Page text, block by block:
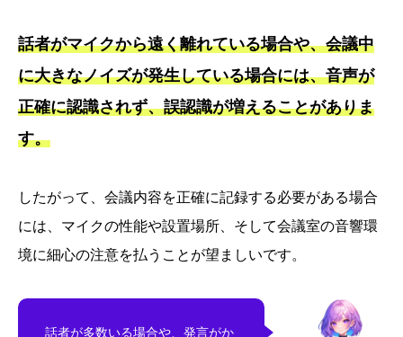
話者がマイクから遠く離れている場合や、会議中
に大きなノイズが発生している場合には、音声が
正確に認識されず、誤認識が増えることがありま
す。
したがって、会議内容を正確に記録する必要がある場合
には、マイクの性能や設置場所、そして会議室の音響環
境に細心の注意を払うことが望ましいです。
話者が多数いる場合や、発言がか